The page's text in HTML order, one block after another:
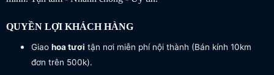
QUYỀN LỢI KHÁCH HÀNG
Giao hoa tươi tận nơi miễn phí nội thành (Bán kính 10km
đơn trên 500k).